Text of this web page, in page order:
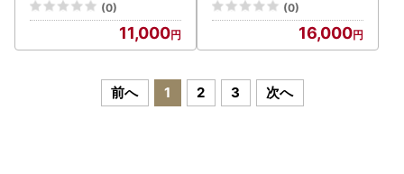
(0)
11,000
(0)
16,000
前へ 1 2 3 次へ